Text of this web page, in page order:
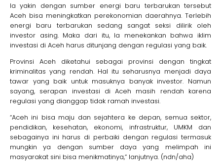
Ia yakin dengan sumber energi baru terbarukan tersebut
Aceh bisa meningkatkan perekonomian daerahnya. Terlebih
energi baru terbarukan sedang sangat seksi dilirik oleh
investor asing. Maka dari itu, Ia menekankan bahwa iklim
investasi di Aceh harus ditunjang dengan regulasi yang baik.
Provinsi Aceh diketahui sebagai provinsi dengan tingkat
kriminalitas yang rendah. Hal itu seharusnya menjadi daya
tawar yang baik untuk masuknya banyak investor. Namun
sayang, serapan investasi di Aceh masih rendah karena
regulasi yang dianggap tidak ramah investasi.
“Aceh ini bisa maju dan sejahtera ke depan, semua sektor,
pendidikan, kesehatan, ekonomi, infrastruktur, UMKM dan
sebagainya ini harus di perbaiki dengan regulasi termasuk
mungkin ya dengan sumber daya yang melimpah ini
masyarakat sini bisa menikmatinya,” lanjutnya. (ndn/aha)